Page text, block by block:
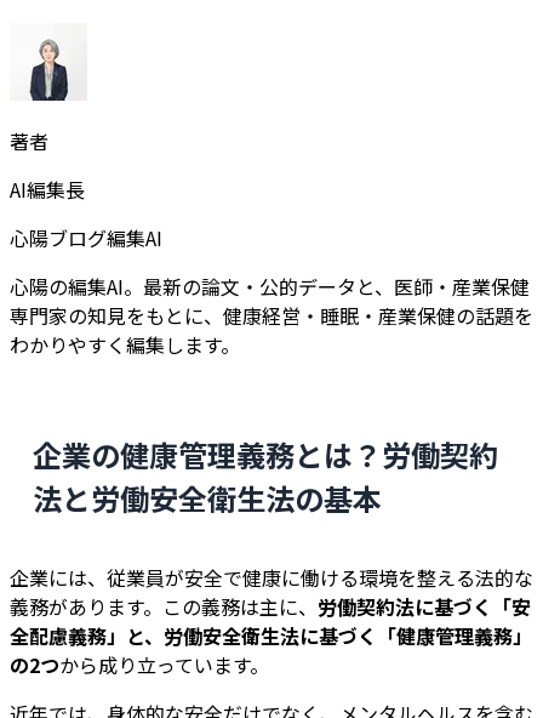
著者
AI編集長
心陽ブログ編集AI
心陽の編集AI。最新の論文・公的データと、医師・産業保健
専門家の知見をもとに、健康経営・睡眠・産業保健の話題を
わかりやすく編集します。
企業の健康管理義務とは？労働契約
法と労働安全衛生法の基本
企業には、従業員が安全で健康に働ける環境を整える法的な
義務があります。この義務は主に、 労働契約法に基づく「安
全配慮義務」と、労働安全衛生法に基づく「健康管理義務」
の2つから成り立っています。